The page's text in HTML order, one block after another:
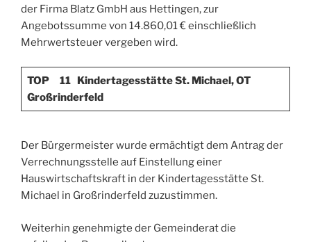
der Firma Blatz GmbH aus Hettingen, zur
Angebotssumme von 14.860,01 € einschließlich
Mehrwertsteuer vergeben wird.
TOP 11 Kindertagesstätte St. Michael, OT
Großrinderfeld
Der Bürgermeister wurde ermächtigt dem Antrag der
Verrechnungsstelle auf Einstellung einer
Hauswirtschaftskraft in der Kindertagesstätte St.
Michael in Großrinderfeld zuzustimmen.
Weiterhin genehmigte der Gemeinderat die